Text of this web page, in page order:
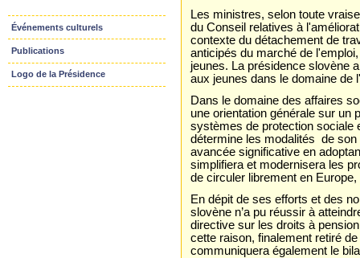
Événements culturels
Publications
Logo de la Présidence
Les ministres, selon toute
du Conseil relatives à
contexte du détachement de
anticipés du marché de
jeunes. La présidence slovène
aux jeunes dans le domaine de
Dans le domaine des affaires
une orientation générale sur un
systèmes de protection sociale
détermine les modalités de
avancée significative en
simplifiera et modernisera les
de circuler librement en
En dépit de ses efforts et des
slovène n’a pu réussir à
directive sur les droits à
cette raison, finalement retiré
communiquera également le